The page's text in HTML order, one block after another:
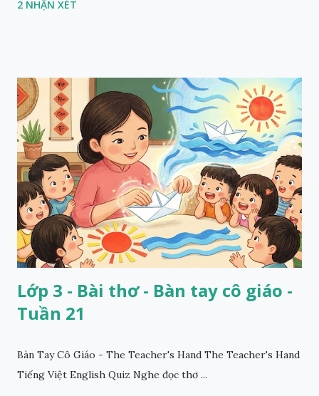
2 NHẬN XÉT
Lớp 3 - Bài thơ - Bàn tay cô giáo -
Tuần 21
Bàn Tay Cô Giáo - The Teacher's Hand The Teacher's Hand
Tiếng Việt English Quiz Nghe đọc thơ ...